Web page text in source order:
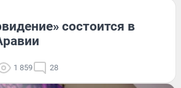
состоится в
1 859 28